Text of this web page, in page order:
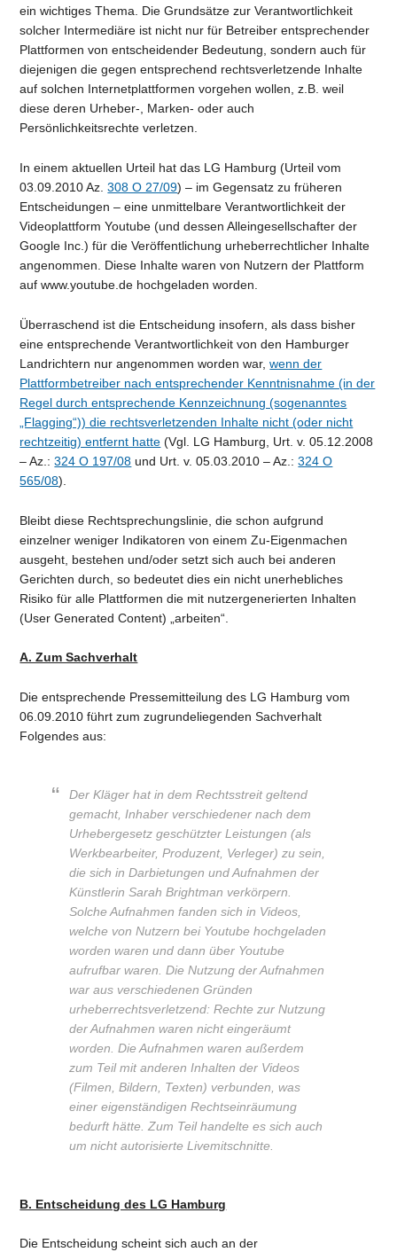
ein wichtiges Thema. Die Grundsätze zur Verantwortlichkeit
solcher Intermediäre ist nicht nur für Betreiber entsprechender
Plattformen von entscheidender Bedeutung, sondern auch für
diejenigen die gegen entsprechend rechtsverletzende Inhalte
auf solchen Internetplattformen vorgehen wollen, z.B. weil
diese deren Urheber-, Marken- oder auch
Persönlichkeitsrechte verletzen.
In einem aktuellen Urteil hat das LG Hamburg (Urteil vom
03.09.2010 Az.308 O 27/09) – im Gegensatz zu früheren
Entscheidungen – eine unmittelbare Verantwortlichkeit der
Videoplattform Youtube (und dessen Alleingesellschafter der
Google Inc.) für die Veröffentlichung urheberrechtlicher Inhalte
angenommen. Diese Inhalte waren von Nutzern der Plattform
auf www.youtube.de hochgeladen worden.
Überraschend ist die Entscheidung insofern, als dass bisher
eine entsprechende Verantwortlichkeit von den Hamburger
Landrichtern nur angenommen worden war,wenn der
Plattformbetreiber nach entsprechender Kenntnisnahme (in der
Regel durch entsprechende Kennzeichnung (sogenanntes
„Flagging“)) die rechtsverletzenden Inhalte nicht (oder nicht
rechtzeitig) entfernt hatte (Vgl. LG Hamburg, Urt. v. 05.12.2008
– Az.:324 O 197/08 und Urt. v. 05.03.2010 – Az.:324 O
565/08).
Bleibt diese Rechtsprechungslinie, die schon aufgrund
einzelner weniger Indikatoren von einem Zu-Eigenmachen
ausgeht, bestehen und/oder setzt sich auch bei anderen
Gerichten durch, so bedeutet dies ein nicht unerhebliches
Risiko für alle Plattformen die mit nutzergenerierten Inhalten
(User Generated Content) „arbeiten“.
A. Zum Sachverhalt
Die entsprechende Pressemitteilung des LG Hamburg vom
06.09.2010 führt zum zugrundeliegenden Sachverhalt
Folgendes aus:
Der Kläger hat in dem Rechtsstreit geltend
gemacht, Inhaber verschiedener nach dem
Urhebergesetz geschützter Leistungen (als
Werkbearbeiter, Produzent, Verleger) zu sein,
die sich in Darbietungen und Aufnahmen der
Künstlerin Sarah Brightman verkörpern.
Solche Aufnahmen fanden sich in Videos,
welche von Nutzern bei Youtube hochgeladen
worden waren und dann über Youtube
aufrufbar waren. Die Nutzung der Aufnahmen
war aus verschiedenen Gründen
urheberrechtsverletzend: Rechte zur Nutzung
der Aufnahmen waren nicht eingeräumt
worden. Die Aufnahmen waren außerdem
zum Teil mit anderen Inhalten der Videos
(Filmen, Bildern, Texten) verbunden, was
einer eigenständigen Rechtseinräumung
bedurft hätte. Zum Teil handelte es sich auch
um nicht autorisierte Livemitschnitte.
B. Entscheidung des LG Hamburg
Die Entscheidung scheint sich auch an der